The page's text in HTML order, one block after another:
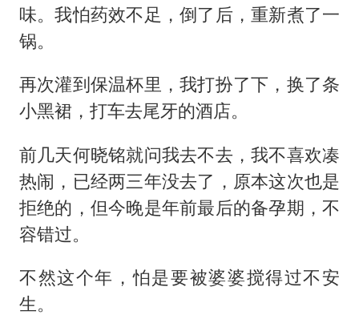
味。我怕药效不足，倒了后，重新煮了一
锅。
再次灌到保温杯里，我打扮了下，换了条
小黑裙，打车去尾牙的酒店。
前几天何晓铭就问我去不去，我不喜欢凑
热闹，已经两三年没去了，原本这次也是
拒绝的，但今晚是年前最后的备孕期，不
容错过。
不然这个年，怕是要被婆婆搅得过不安
生。